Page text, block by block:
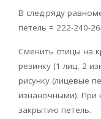
В след.ряду
петель = 222-240-
Сменить спицы на
резинку (1 лиц, 2
рисунку (лицевые
изнаночными). При
закрытию петель.